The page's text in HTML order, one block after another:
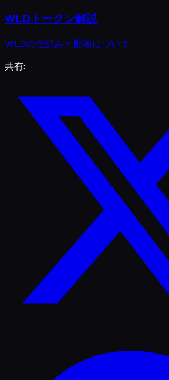
WLDトークン解説
WLDの仕組みと配布について
共有: